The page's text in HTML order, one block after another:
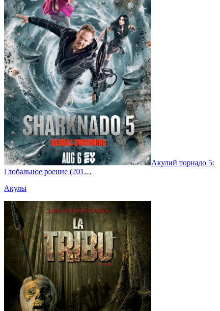
Акулий торнадо 5:
Глобальное роение (201…
Акулы